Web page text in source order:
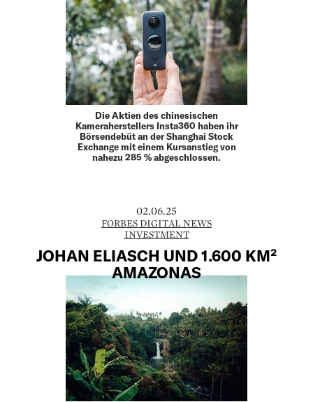
Die Aktien des chinesischen
Kameraherstellers Insta360 haben ihr
Börsendebüt an der Shanghai Stock
Exchange mit einem Kursanstieg von
nahezu 285 % abgeschlossen.
02.06.25
FORBES DIGITAL NEWS
INVESTMENT
JOHAN ELIASCH UND 1.600 KM²
AMAZONAS